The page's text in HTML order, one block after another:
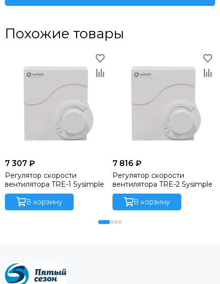
Похожие товары
7 307 ₽
Регулятор скорости
вентилятора TRE-1 Sysimple
В корзину
7 816 ₽
Регулятор скорости
вентилятора TRE-2 Sysimple
В корзину